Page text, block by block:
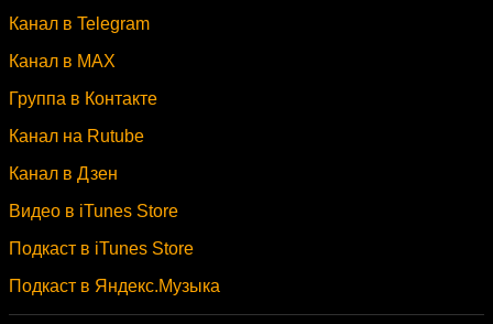
Канал в Telegram
Канал в MAX
Группа в Контакте
Канал на Rutube
Канал в Дзен
Видео в iTunes Store
Подкаст в iTunes Store
Подкаст в Яндекс.Музыка